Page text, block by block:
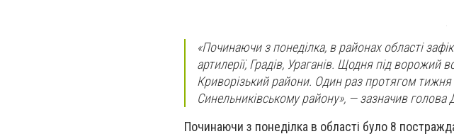
«Починаючи з понеділка, в районах області
артилерії, Градів, Ураганів. Щодня під ворожий
Криворізький райони. Один раз протягом
Синельниківському району», — зазначив голова
Починаючи з понеділка в області було 8